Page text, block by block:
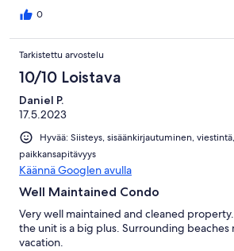
0
Tarkistettu arvostelu
10/10 Loistava
Daniel P.
17.5.2023
Hyvää: Siisteys, sisäänkirjautuminen,
paikkansapitävyys
Käännä Googlen avulla
Well Maintained Condo
Very well maintained and cleaned
the unit is a big plus. Surrounding beaches
vacation.